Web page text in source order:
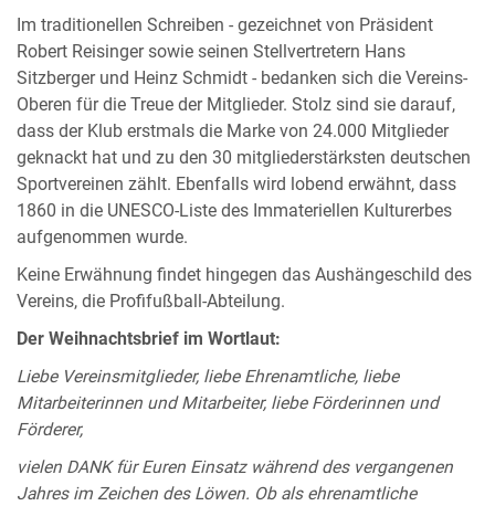
Im traditionellen Schreiben - gezeichnet von Präsident
Robert Reisinger sowie seinen Stellvertretern Hans
Sitzberger und Heinz Schmidt - bedanken sich die Vereins-
Oberen für die Treue der Mitglieder. Stolz sind sie darauf,
dass der Klub erstmals die Marke von 24.000 Mitglieder
geknackt hat und zu den 30 mitgliederstärksten deutschen
Sportvereinen zählt. Ebenfalls wird lobend erwähnt, dass
1860 in die UNESCO-Liste des Immateriellen Kulturerbes
aufgenommen wurde.
Keine Erwähnung findet hingegen das Aushängeschild des
Vereins, die Profifußball-Abteilung.
Der Weihnachtsbrief im Wortlaut:
Liebe Vereinsmitglieder, liebe Ehrenamtliche, liebe
Mitarbeiterinnen und Mitarbeiter, liebe Förderinnen und
Förderer,
vielen DANK für Euren Einsatz während des vergangenen
Jahres im Zeichen des Löwen. Ob als ehrenamtliche